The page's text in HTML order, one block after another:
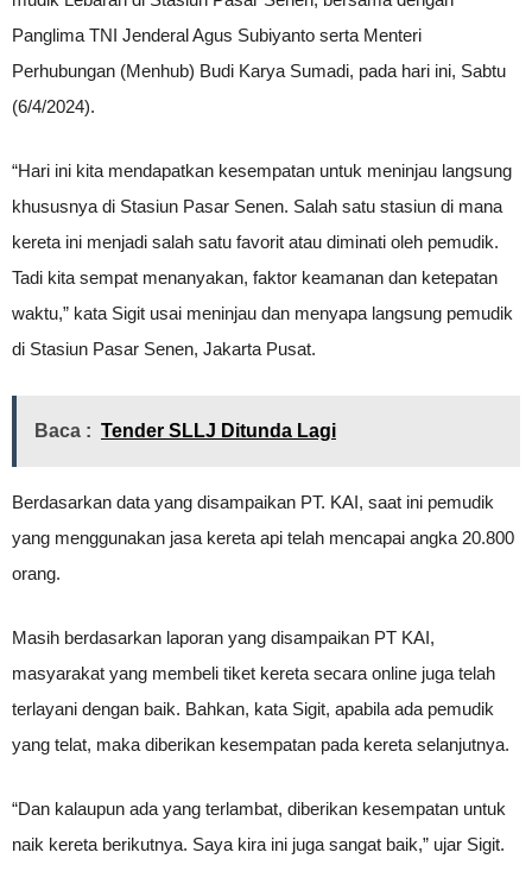
Panglima TNI Jenderal Agus Subiyanto serta Menteri
Perhubungan (Menhub) Budi Karya Sumadi, pada hari ini, Sabtu
(6/4/2024).
“Hari ini kita mendapatkan kesempatan untuk meninjau langsung
khususnya di Stasiun Pasar Senen. Salah satu stasiun di mana
kereta ini menjadi salah satu favorit atau diminati oleh pemudik.
Tadi kita sempat menanyakan, faktor keamanan dan ketepatan
waktu,” kata Sigit usai meninjau dan menyapa langsung pemudik
di Stasiun Pasar Senen, Jakarta Pusat.
Baca : Tender SLLJ Ditunda Lagi
Berdasarkan data yang disampaikan PT. KAI, saat ini pemudik
yang menggunakan jasa kereta api telah mencapai angka 20.800
orang.
Masih berdasarkan laporan yang disampaikan PT KAI,
masyarakat yang membeli tiket kereta secara online juga telah
terlayani dengan baik. Bahkan, kata Sigit, apabila ada pemudik
yang telat, maka diberikan kesempatan pada kereta selanjutnya.
“Dan kalaupun ada yang terlambat, diberikan kesempatan untuk
naik kereta berikutnya. Saya kira ini juga sangat baik,” ujar Sigit.